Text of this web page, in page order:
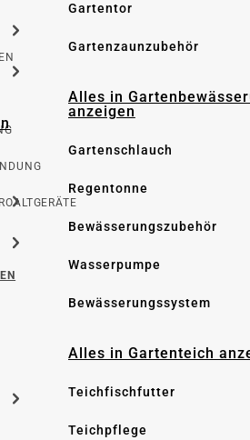
Gartentor
Gartenzaunzubehör
Alles in
anzeigen
Gartenschlauch
Regentonne
Bewässerungszubehör
Wasserpumpe
Bewässerungssystem
Alles in Gartenteich
Teichfischfutter
Teichpflege